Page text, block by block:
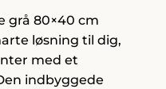
grå 80×40 cm
løsning til dig,
med et
indbyggede